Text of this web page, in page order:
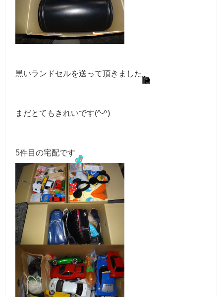
黒いランドセルを送って頂きました
まだとてもきれいです(^-^)
5件目の宅配です